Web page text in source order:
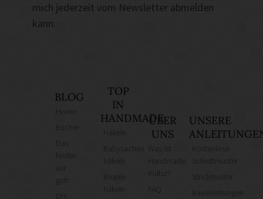
mich jederzeit vom Newsletter abmelden
kann.
BLOG
finden
gut!
TOP
IN
HANDMADE
häkeln
ÜBER
UNS
Was ist
Kultur?
UNSERE
Kostenlose
Schnittmuster
Strickmuster
Bauanleitungen